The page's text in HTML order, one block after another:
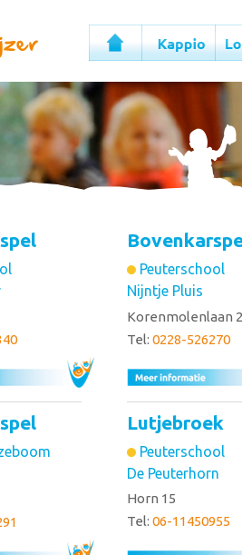
Peuterschool
Nijntje Pluis
Korenmolenlaan 2
Tel: 0228-526270
Lutjebroek
Peuterschool
De Peuterhorn
Horn 15
Tel: 06-11450955